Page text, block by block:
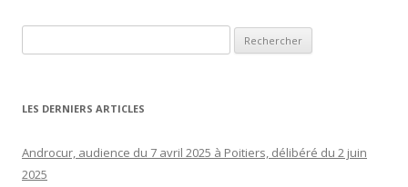
LES DERNIERS ARTICLES
Androcur, audience du 7 avril 2025 à Poitiers, délibéré du 2 juin
2025